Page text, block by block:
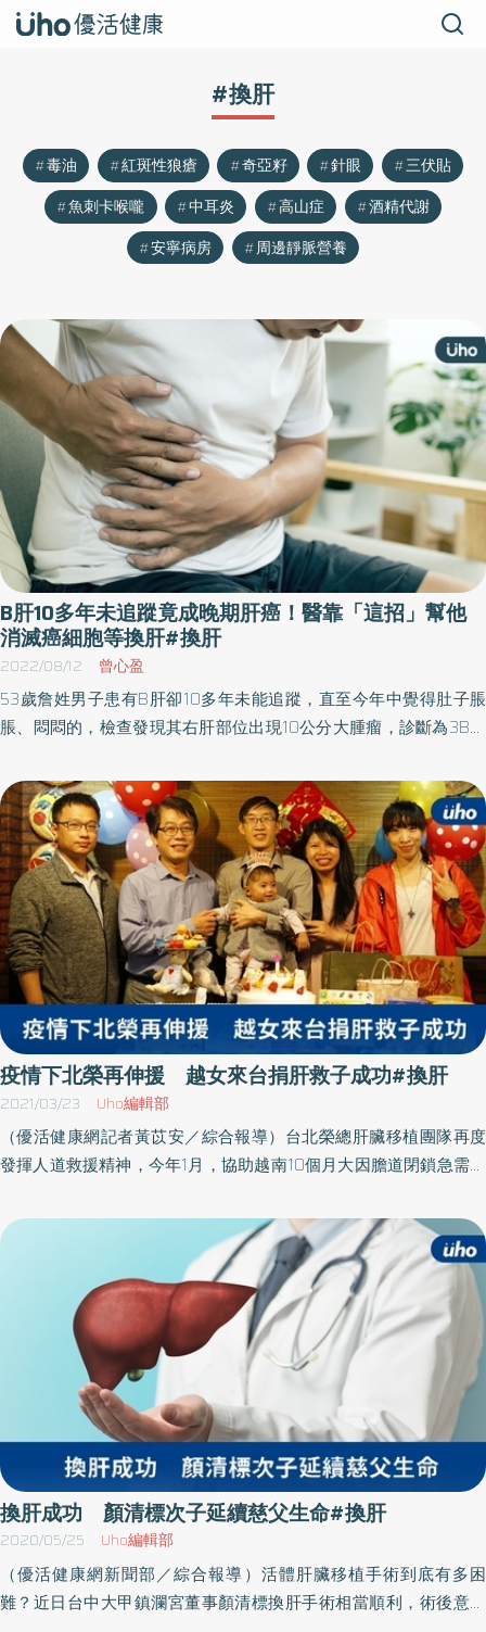
#換肝
毒油 紅斑性狼瘡 奇亞籽 針眼
三伏貼
魚刺卡喉嚨
中耳炎 高山症
酒精代謝
安寧病房
周邊靜脈營養
B肝10多年未追蹤竟成晚期肝癌！醫靠「這招」幫他
消滅癌細胞等換肝#換肝
2022/08/12 曾心盈
53歲詹姓男子患有B肝卻10多年未能追蹤，直至今年中覺得肚子脹
脹、悶悶的，檢查發現其右肝部位出現10公分大腫瘤，診斷為3B晚
靶藥物再加上呼吸調控放射線治療方式，1個月後，肝門靜脈腫瘤幾
乎消失，讓他重燃換肝希望。
疫情下北榮再伸援 越女來台捐肝救子成功#換肝
2021/03/23 Uho編輯部
（優活健康網記者黃苡安／綜合報導）台北榮總肝臟移植團隊再度
發揮人道救援精神，今年1月，協助越南10個月大因膽道閉鎖急需換
對於在疫情嚴竣下，北榮仍願意伸出援手，及我國政府各單位特許
入境，讓陳小弟重獲新生，表達由衷感激，為台灣肝臟移植史及醫
療新南向成功再添一頁佳績。由北榮移植外科主任劉君恕所領導的
肝臟移植團隊，與越南河內兒童國家醫院多年來密切合作，多次前
往協助活體肝臟移植，聲名遠播。去年7月20日新冠疫情嚴竣國境封
鎖期間，人道伸援協助越南女主播攜女來台捐肝救女成功，展現台
灣無私的大愛及堅強的醫療實力，獲外交部拍攝為WHA宣導影片。
甫爆發英國變種病毒病例 衛福部特許來台越南兒童醫院10個月大
的陳小弟，出生後確診罹患膽道閉鎖，2個月大時接受葛西氏手術失
敗急需換肝。陳小弟的父母等待北榮肝臟移植團隊赴越期望落空，
並獲知越南主播之女來台肝臟移植後恢復良好，主治醫師亦建議來
台治療，陳母即寫信向劉君恕主任求助，並積極籌措龐大的醫療費
用。劉君恕主任同意施行手術，並給予術前諮詢及來台前各項醫療
檢查準備。在我國衛福部、台灣駐越南辦事處等單位積極協助下，
於去年12月30日獲准來台。惟當時台灣出現一例新冠肺炎英國變種
換肝成功 顏清標次子延續慈父生命#換肝
2020/05/25 Uho編輯部
（優活健康網新聞部／綜合報導）活體肝臟移植手術到底有多困
難？近日台中大甲鎮瀾宮董事顏清標換肝手術相當順利，術後意識